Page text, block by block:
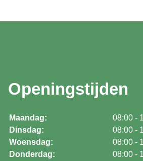
Openingstijden
Maandag:
08:00 -
Dinsdag:
08:00 -
Woensdag:
08:00 -
Donderdag:
08:00 -